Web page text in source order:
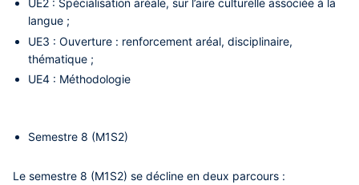
UE2 : Spécialisation aréale, sur l’aire culturelle associée à la
langue ;
UE3 : Ouverture : renforcement aréal, disciplinaire,
thématique ;
UE4 : Méthodologie
Semestre 8 (M1S2)
Le semestre 8 (M1S2) se décline en deux parcours :